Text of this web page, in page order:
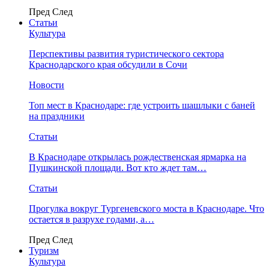
Пред След
Статьи
Культура
Перспективы развития туристического сектора
Краснодарского края обсудили в Сочи
Новости
Топ мест в Краснодаре: где устроить шашлыки с баней
на праздники
Статьи
В Краснодаре открылась рождественская ярмарка на
Пушкинской площади. Вот кто ждет там…
Статьи
Прогулка вокруг Тургеневского моста в Краснодаре. Что
остается в разрухе годами, а…
Пред След
Туризм
Культура